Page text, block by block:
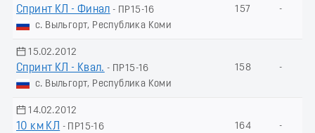
Спринт КЛ - Финал - ПР15-16
с. Выльгорт, Республика Коми
157 -
15.02.2012
Спринт КЛ - Квал. - ПР15-16
с. Выльгорт, Республика Коми
158 -
14.02.2012
10 км КЛ
- ПР15-16
164 -